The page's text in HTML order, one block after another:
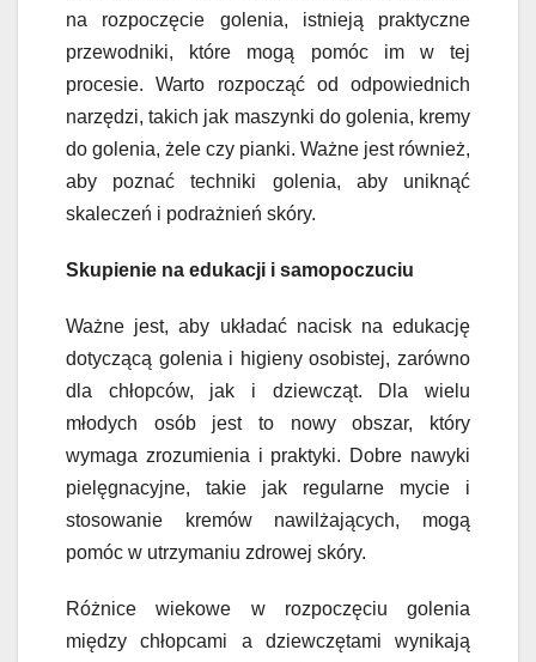
na rozpoczęcie golenia, istnieją praktyczne
przewodniki, które mogą pomóc im w tej
procesie. Warto rozpocząć od odpowiednich
narzędzi, takich jak maszynki do golenia, kremy
do golenia, żele czy pianki. Ważne jest również,
aby poznać techniki golenia, aby uniknąć
skaleczeń i podrażnień skóry.
Skupienie na edukacji i samopoczuciu
Ważne jest, aby układać nacisk na edukację
dotyczącą golenia i higieny osobistej, zarówno
dla chłopców, jak i dziewcząt. Dla wielu
młodych osób jest to nowy obszar, który
wymaga zrozumienia i praktyki. Dobre nawyki
pielęgnacyjne, takie jak regularne mycie i
stosowanie kremów nawilżających, mogą
pomóc w utrzymaniu zdrowej skóry.
Różnice wiekowe w rozpoczęciu golenia
między chłopcami a dziewczętami wynikają